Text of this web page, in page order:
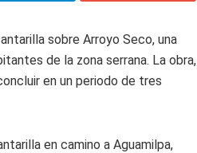
sobre Arroyo Seco, una
de la zona serrana. La obra,
en un periodo de tres
en camino a Aguamilpa,